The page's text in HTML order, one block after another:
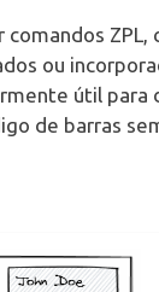
comandos
ou
útil para
de barras